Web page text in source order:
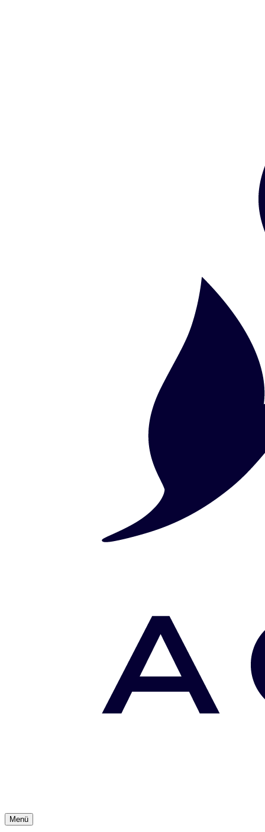
Menü